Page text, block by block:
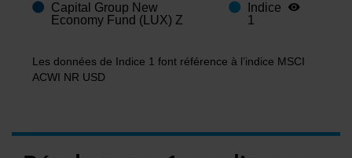
End of interactive chart.
Capital Group New
Economy Fund (LUX) Z
Indice
1
Les données de Indice 1 font référence à l’indice MSCI
ACWI NR USD